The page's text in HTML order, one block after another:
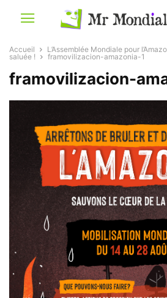
Accueil
L’Assemblée Mondiale pour
saluée !
framovilizacion-amazonia-1
framovilizacion-